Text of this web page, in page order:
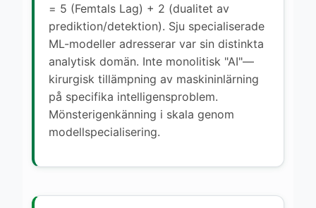
= 5 (Femtals Lag) + 2 (dualitet av
prediktion/detektion). Sju specialiserade
ML-modeller adresserar var sin distinkta
analytisk domän. Inte monolitisk "AI"—
kirurgisk tillämpning av maskininlärning
på specifika intelligensproblem.
Mönsterigenkänning i skala genom
modellspecialisering.